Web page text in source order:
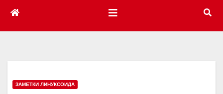
ЗАМЕТКИ ЛИНУКСОИДА